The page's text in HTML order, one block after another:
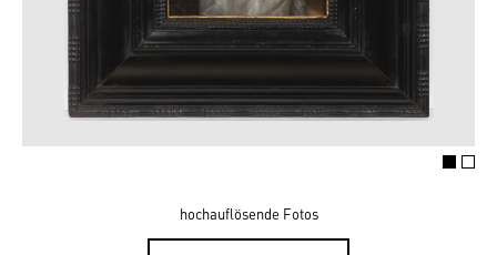
hochauflösende Fotos